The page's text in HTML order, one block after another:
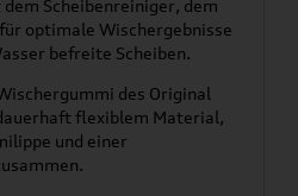
Scheibenreiniger, dem
optimale Wischergebnisse
befreite Scheiben.
des Original
flexiblem Material,
und einer